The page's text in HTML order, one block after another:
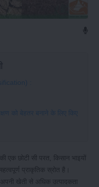
:
को बेहतर बनाने के लिए किए
एक छोटी सी परत, किसान भाइयों
प्राकृतिक स्रोत है।
अपनी खेती से अधिक उत्पादकता